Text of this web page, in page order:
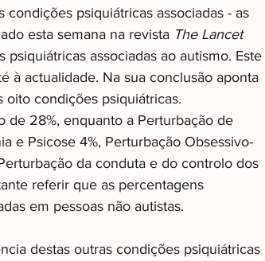
psiquiátricas associadas - as
esta semana na revista The Lancet
associadas ao autismo. Este
à actualidade. Na sua conclusão aponta
oito condições psiquiátricas.
de 28%, enquanto a Perturbação de
e Psicose 4%, Perturbação Obsessivo-
da conduta e do controlo dos
referir que as percentagens
em pessoas não autistas.
destas outras condições psiquiátricas